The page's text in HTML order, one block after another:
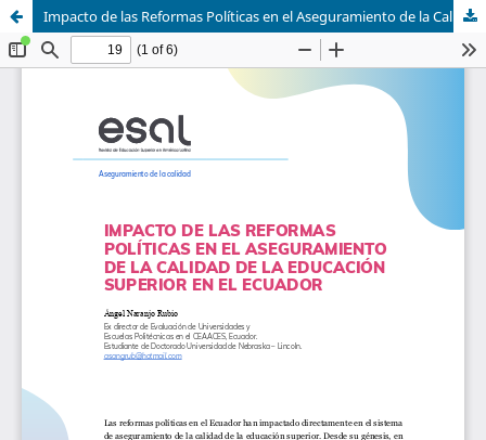
Impacto de las Reformas Políticas en el Aseguramiento de la Calidad de la Educación Superior en el Ecuador